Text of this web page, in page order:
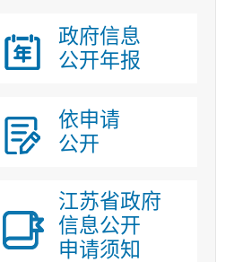
政府信息
公开年报
依申请
公开
江苏省政府
信息公开
申请须知